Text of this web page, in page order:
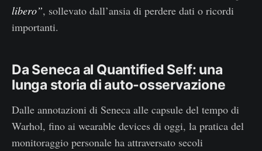
libero”, sollevato dall’ansia di perdere dati o ricordi
importanti.
Da Seneca al Quantified Self: una
lunga storia di auto-osservazione
Dalle annotazioni di Seneca alle capsule del tempo di
Warhol, fino ai wearable devices di oggi, la pratica del
monitoraggio personale ha attraversato secoli